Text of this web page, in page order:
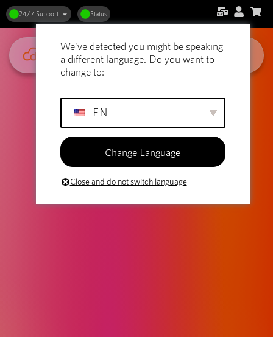
24/7 Support Status
We've detected you might be speaking
a different language. Do you want to
change to:
EN
Change Language
Close and do not switch language